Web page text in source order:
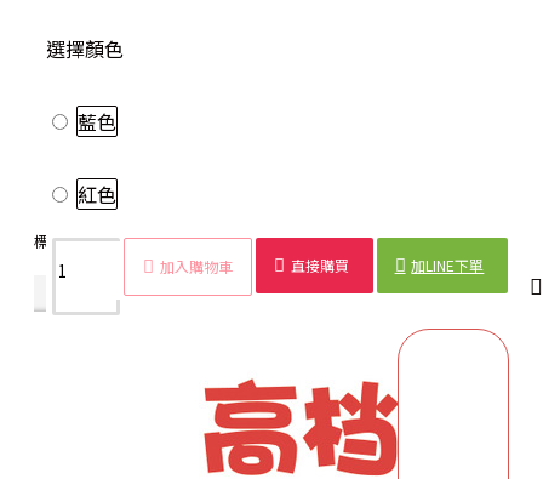
選擇顏色
藍色
紅色
加入購物車 直接購買 加LINE下單
標籤： 青花瓷布條 中式 裝飾 緞帶 手工 DIY 青花瓷 傳統
商品詳情 配送時間